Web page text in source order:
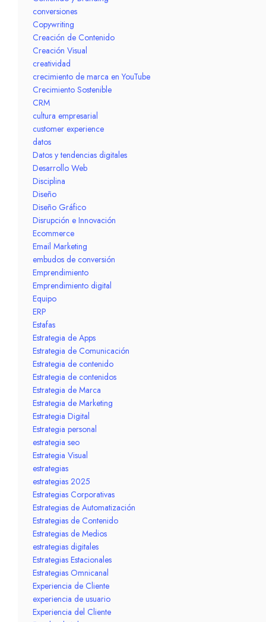
conversiones
Copywriting
Creación de Contenido
Creación Visual
creatividad
crecimiento de marca en YouTube
Crecimiento Sostenible
CRM
cultura empresarial
customer experience
datos
Datos y tendencias digitales
Desarrollo Web
Disciplina
Diseño
Diseño Gráfico
Disrupción e Innovación
Ecommerce
Email Marketing
embudos de conversión
Emprendimiento
Emprendimiento digital
Equipo
ERP
Estafas
Estrategia de Apps
Estrategia de Comunicación
Estrategia de contenido
Estrategia de contenidos
Estrategia de Marca
Estrategia de Marketing
Estrategia Digital
Estrategia personal
estrategia seo
Estrategia Visual
estrategias
estrategias 2025
Estrategias Corporativas
Estrategias de Automatización
Estrategias de Contenido
Estrategias de Medios
estrategias digitales
Estrategias Estacionales
Estrategias Omnicanal
Experiencia de Cliente
experiencia de usuario
Experiencia del Cliente